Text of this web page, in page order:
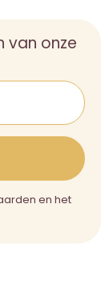
van onze
en het